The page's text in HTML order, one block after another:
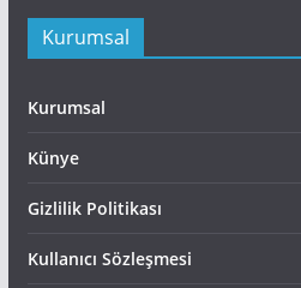
Kurumsal
Kurumsal
Künye
Gizlilik Politikası
Kullanıcı Sözleşmesi